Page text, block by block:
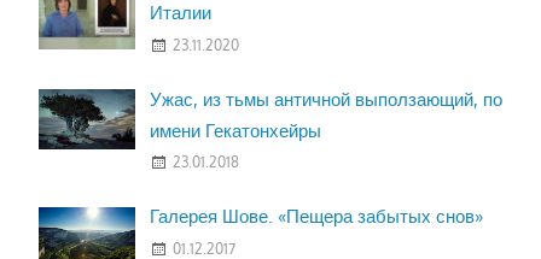
Италии
23.11.2020
Ужас, из тьмы античной выползающий, по
имени Гекатонхейры
23.01.2018
Галерея Шове. «Пещера забытых снов»
01.12.2017